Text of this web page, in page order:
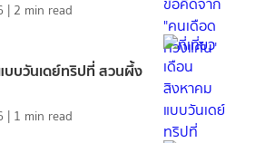
| 2 min read
บบวันเดย์ทริปที่ สวนผึ้ง
| 1 min read